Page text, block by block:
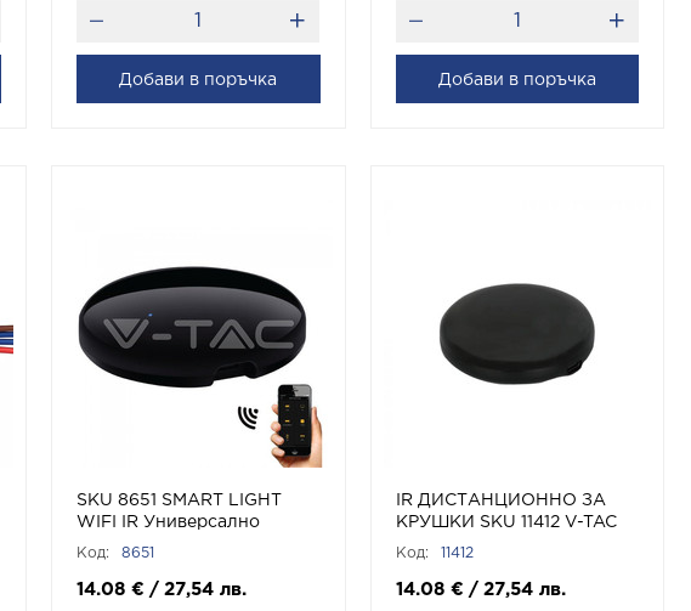
Добави в поръчка Добави в поръчка
SKU 8651 SMART LIGHT
WIFI IR Универсално
Дистанционно с марка V-
Код: 8651
14.08 € / 27,54 лв.
IR ДИСТАНЦИОННО ЗА
КРУШКИ SKU 11412 V-TAC
Код: 11412
14.08 € / 27,54 лв.